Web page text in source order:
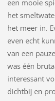
een mooie
het
het meer in.
even echt
van een
was één
interessant
dichtbij en